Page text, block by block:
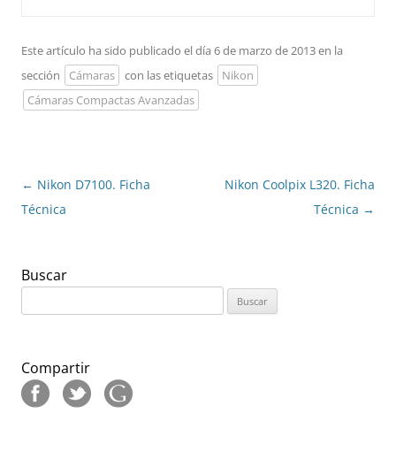
Este artículo ha sido publicado el día 6 de marzo de 2013 en la
sección
Cámaras con las etiquetas
Nikon
Cámaras Compactas Avanzadas
Navegación
de
← Nikon D7100. Ficha
Técnica
Nikon Coolpix L320. Ficha
Técnica →
Buscar
Compartir